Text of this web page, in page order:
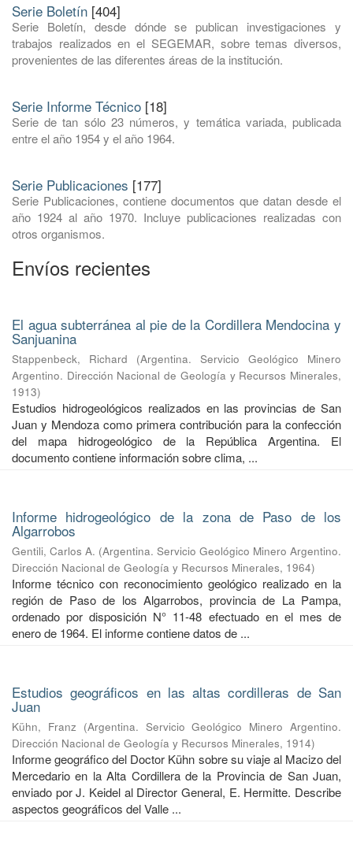
Serie Boletín [404]
Serie Boletín, desde dónde se publican investigaciones y
trabajos realizados en el SEGEMAR, sobre temas diversos,
provenientes de las diferentes áreas de la institución.
Serie Informe Técnico [18]
Serie de tan sólo 23 números, y temática variada, publicada
entre el año 1954 y el año 1964.
Serie Publicaciones [177]
Serie Publicaciones, contiene documentos que datan desde el
año 1924 al año 1970. Incluye publicaciones realizadas con
otros organismos.
Envíos recientes
El agua subterránea al pie de la Cordillera Mendocina y
Sanjuanina
Stappenbeck, Richard (Argentina. Servicio Geológico Minero
Argentino. Dirección Nacional de Geología y Recursos Minerales,
1913)
Estudios hidrogeológicos realizados en las provincias de San
Juan y Mendoza como primera contribución para la confección
del mapa hidrogeológico de la República Argentina. El
documento contiene información sobre clima, ...
Informe hidrogeológico de la zona de Paso de los
Algarrobos
Gentili, Carlos A. (Argentina. Servicio Geológico Minero Argentino.
Dirección Nacional de Geología y Recursos Minerales, 1964)
Informe técnico con reconocimiento geológico realizado en la
región de Paso de los Algarrobos, provincia de La Pampa,
ordenado por disposición N° 11-48 efectuado en el mes de
enero de 1964. El informe contiene datos de ...
Estudios geográficos en las altas cordilleras de San
Juan
Kühn, Franz (Argentina. Servicio Geológico Minero Argentino.
Dirección Nacional de Geología y Recursos Minerales, 1914)
Informe geográfico del Doctor Kühn sobre su viaje al Macizo del
Mercedario en la Alta Cordillera de la Provincia de San Juan,
enviado por J. Keidel al Director General, E. Hermitte. Describe
aspectos geográficos del Valle ...